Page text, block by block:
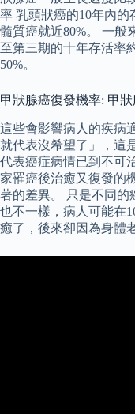
率 乳頭狀癌的10年內的
髓質癌就近80%。 一般
至第三期的十年存活率
50%。
甲狀腺癌復發機率: 甲
這些會影響病人的疾病
就代表沒希望了」，這
代表癌症病情已到不可
家罹癌後治癒又復發的
著的差異。 只是不同的
也不一樣，病人可能在
癒了，後來卻因為身體